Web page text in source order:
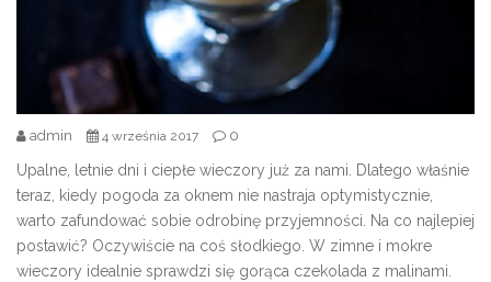
admin 4 września 2017 0
Upalne, letnie dni i ciepłe wieczory już za nami. Dlatego właśnie
teraz, kiedy pogoda za oknem nie nastraja optymistycznie,
warto zafundować sobie odrobinę przyjemności. Na co najlepiej
postawić? Oczywiście na coś słodkiego. W zimne i mokre
wieczory idealnie sprawdzi się gorąca czekolada z malinami.